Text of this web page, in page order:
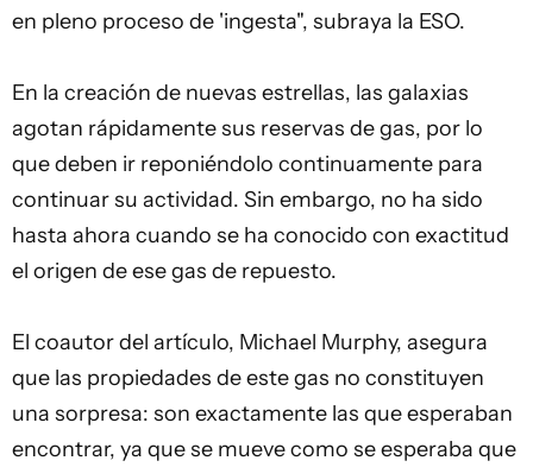
en pleno proceso de 'ingesta", subraya la ESO.
En la creación de nuevas estrellas, las galaxias
agotan rápidamente sus reservas de gas, por lo
que deben ir reponiéndolo continuamente para
continuar su actividad. Sin embargo, no ha sido
hasta ahora cuando se ha conocido con exactitud
el origen de ese gas de repuesto.
El coautor del artículo, Michael Murphy, asegura
que las propiedades de este gas no constituyen
una sorpresa: son exactamente las que esperaban
encontrar, ya que se mueve como se esperaba que